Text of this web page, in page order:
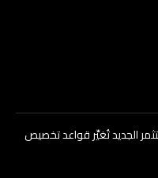
الجديد تُغيِّر قواعد تخصيص